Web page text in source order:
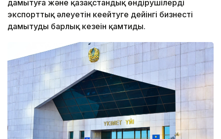
дамытуға және қазақстандық өндірушілердің
экспорттық әлеуетін кеңейтуге дейінгі бизнесті
дамытудың барлық кезеңін қамтиды.